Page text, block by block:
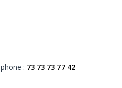
: 73 73 73 77 42